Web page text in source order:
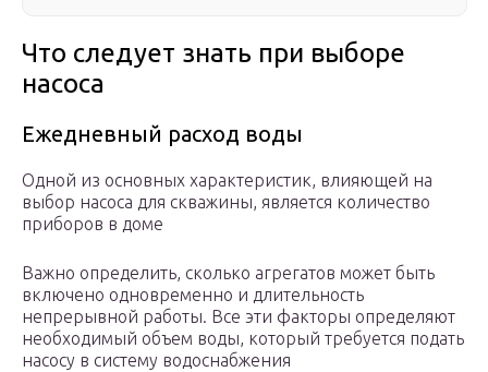
Что следует знать при выборе
насоса
Ежедневный расход воды
Одной из основных характеристик, влияющей на
выбор насоса для скважины, является количество
приборов в доме
Важно определить, сколько агрегатов может быть
включено одновременно и длительность
непрерывной работы. Все эти факторы определяют
необходимый объем воды, который требуется подать
насосу в систему водоснабжения